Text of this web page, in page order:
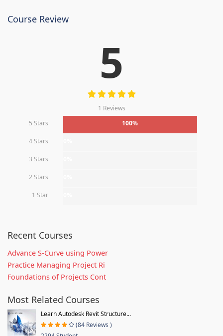
Course Review
5
1 Reviews
5 Stars
100%
4 Stars
3 Stars
2 Stars
1 Star
Recent Courses
Advance S-Curve using Power
Practice Managing Project Ri
Foundations of Projects Cont
Most Related Courses
Learn Autodesk Revit Structure...
(84 Reviews )